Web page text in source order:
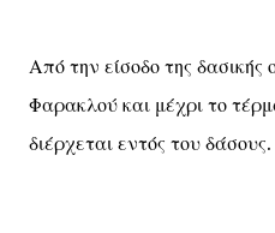
Από την είσοδο της δασικής
Φαρακλού και μέχρι το
διέρχεται εντός του δάσους.